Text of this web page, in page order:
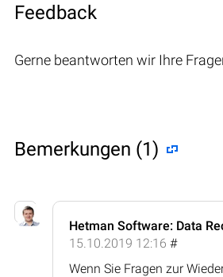
Feedback
Gerne beantworten wir Ihre
Bemerkungen (1)
Hetman Software: Data
15.10.2019 12:16 #
Wenn Sie Fragen zur